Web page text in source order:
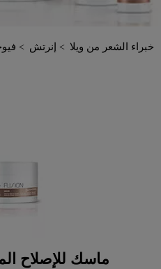
خبراء الشعر من ويلا إنرتش
ماسك للإصلاح